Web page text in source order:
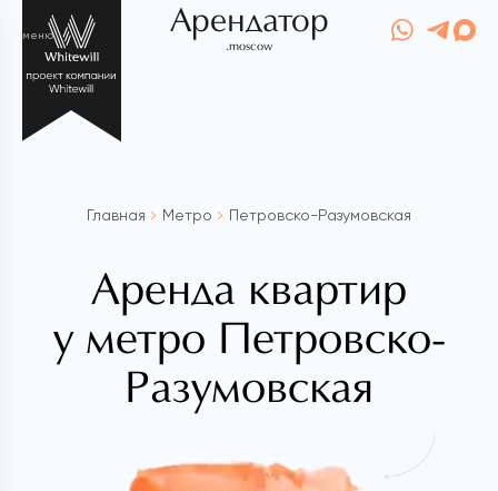
меню Арендатор
.moscow
Главная Метро Петровско-Разумовская
Аренда квартир
у метро Петровско-
Разумовская